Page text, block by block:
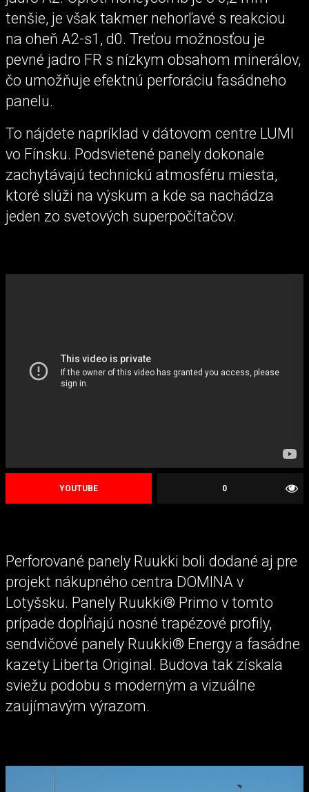
tenšie, je však takmer nehorľavé s reakciou
na oheň A2-s1, d0. Treťou možnosťou je
pevné jadro FR s nízkym obsahom minerálov,
čo umožňuje efektnú perforáciu fasádneho
panelu.
To nájdete napríklad v dátovom centre LUMI
vo Fínsku. Podsvietené panely dokonale
zachytávajú technickú atmosféru miesta,
ktoré slúži na výskum a kde sa nachádza
jeden zo svetových superpočítačov.
0
YOUTUBE
Perforované panely Ruukki boli dodané aj pre
projekt nákupného centra DOMINA v
Lotyšsku. Panely Ruukki® Primo v tomto
prípade dopĺňajú nosné trapézové profily,
sendvičové panely Ruukki® Energy a fasádne
kazety Liberta Original. Budova tak získala
sviežu podobu s moderným a vizuálne
zaujímavým výrazom.